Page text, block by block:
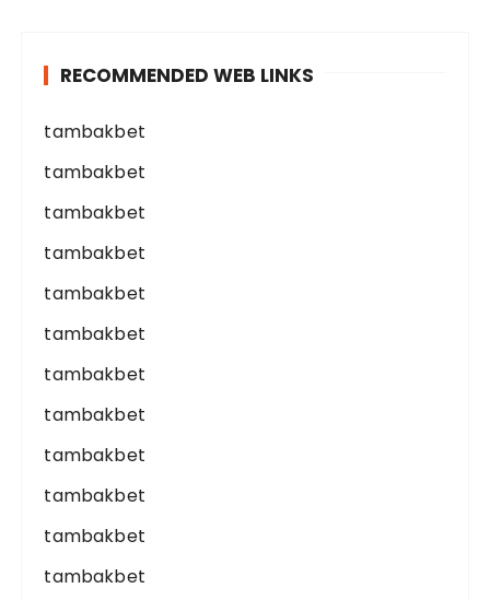
RECOMMENDED WEB LINKS
tambakbet
tambakbet
tambakbet
tambakbet
tambakbet
tambakbet
tambakbet
tambakbet
tambakbet
tambakbet
tambakbet
tambakbet